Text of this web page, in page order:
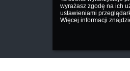
wyrażasz zgodę na ich
ustawieniami
Więcej informacji